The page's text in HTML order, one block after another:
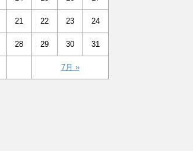
7月 »
21 22 23 24
28 29 30 31